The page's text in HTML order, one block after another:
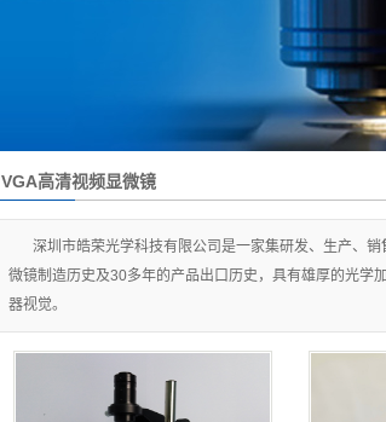
VGA高清视频显微镜
深圳市皓荣光学科技有限公司是一家集研发、生产、
微镜制造历史及30多年的产品出口历史，具有雄厚的光学
器视觉。